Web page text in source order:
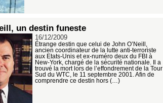
un destin funeste
16/12/2009
Étrange destin que celui de John O’Neill,
ancien coordinateur de la lutte anti-terroriste
aux Etats-Unis et ex-numéro deux du FBI à
New-York, chargé de la sécurité nationale. Il a
trouvé la mort lors de l’effondrement de la Tour
Sud du WTC, le 11 septembre 2001. Afin de
comprendre ce destin hors (…)